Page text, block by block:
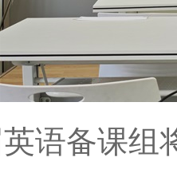
英语备课组